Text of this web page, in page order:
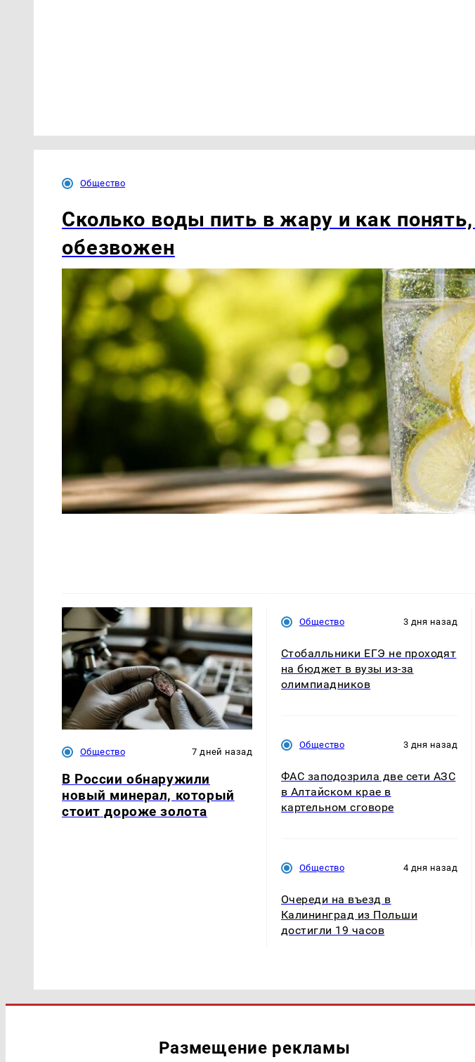
Общество
Сколько воды пить в жару и как
обезвожен
Общество 7 дней назад
В России обнаружили
новый минерал, который
стоит дороже золота
Общество 3 дня назад
Стобалльники ЕГЭ не проходят
на бюджет в вузы из-за
олимпиадников
Общество 3 дня назад
ФАС заподозрила две сети АЗС
в Алтайском крае в
картельном сговоре
Общество 4 дня назад
Очереди на въезд в
Калининград из Польши
достигли 19 часов
Размещение рекламы